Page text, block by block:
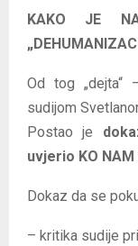
KAKO JE
Od tog
sudijom
Postao je
uvjerio KO NAM
Dokaz da se
– kritika sudije